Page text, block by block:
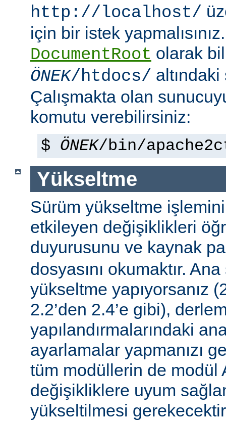
http://localhost/
için bir istek
DocumentRoot olarak
ÖNEK/htdocs/
Çalışmakta olan
komutu verebilirsiniz:
$ ÖNEK/bin/
Yükseltme
Sürüm yükseltme
etkileyen değişiklikleri
duyurusunu ve kaynak
dosyasını okumaktır.
yükseltme yapıyorsanız
2.2’den 2.4’e gibi),
yapılandırmalarındaki
ayarlamalar yapmanızı
tüm modüllerin de modül
değişikliklere uyum
yükseltilmesi